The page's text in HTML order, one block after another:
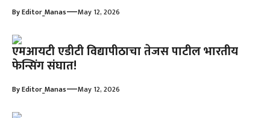
ByEditor_Manas—May 12, 2026
एमआयटी एडीटी विद्यापीठाचा तेजस पाटील भारतीय
फेन्सिंग संघात!
ByEditor_Manas—May 12, 2026